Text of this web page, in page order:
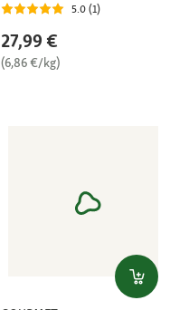
5.0 (1)
27,99 €
(6,86 €/kg)